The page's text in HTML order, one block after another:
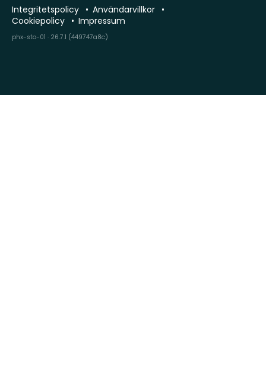
Integritetspolicy
Användarvillkor
Cookiepolicy
Impressum
phx-sto-01 · 26.7.1 (449747a8c)